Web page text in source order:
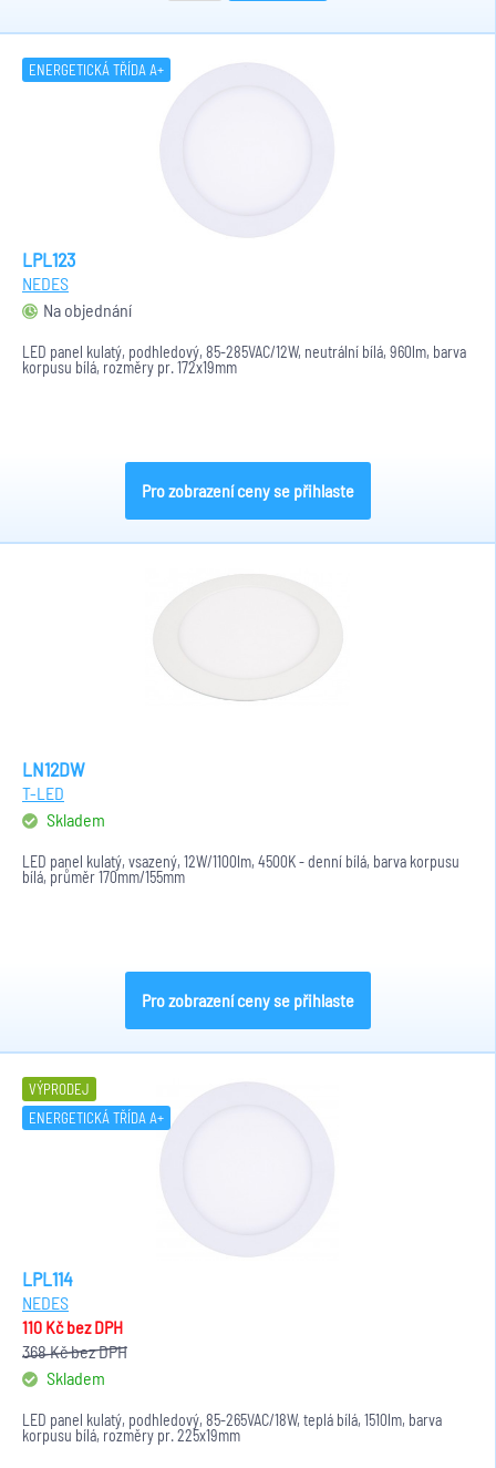
ENERGETICKÁ TŘÍDA A+
LPL123
NEDES
Na objednání
LED panel kulatý, podhledový, 85-285VAC/12W, neutrální bílá, 960lm, barva
korpusu bílá, rozměry pr. 172x19mm
Pro zobrazení ceny se přihlaste
LN12DW
T-LED
Skladem
LED panel kulatý, vsazený, 12W/1100lm, 4500K - denní bílá, barva korpusu
bílá, průměr 170mm/155mm
Pro zobrazení ceny se přihlaste
VÝPRODEJ
ENERGETICKÁ TŘÍDA A+
LPL114
NEDES
110 Kčbez DPH
368 Kčbez DPH
Skladem
LED panel kulatý, podhledový, 85-265VAC/18W, teplá bílá, 1510lm, barva
korpusu bílá, rozměry pr. 225x19mm